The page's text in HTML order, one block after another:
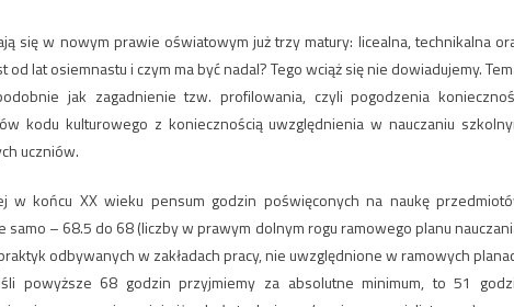
się w nowym prawie oświatowym już trzy matury: licealna, technikalna
od lat osiemnastu i czym ma być nadal? Tego wciąż się nie dowiadujemy.
jak zagadnienie tzw. profilowania, czyli pogodzenia
kodu kulturowego z koniecznością uwzględnienia w nauczaniu
uczniów.
w końcu XX wieku pensum godzin poświęconych na naukę
– 68.5 do 68 (liczby w prawym dolnym rogu ramowego planu
odbywanych w zakładach pracy, nie uwzględnione w ramowych
powyższe 68 godzin przyjmiemy za absolutne minimum, to 51